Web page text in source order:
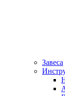
Завеса